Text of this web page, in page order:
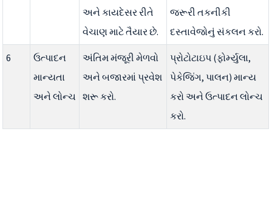
અને કાયદેસર રીતે
વેચાણ માટે તૈયાર છે.
જરૂરી તકનીકી
દસ્તાવેજોનું સંકલન કરો.
6
ઉત્પાદન
માન્યતા
અને લોન્ચ
અંતિમ મંજૂરી મેળવો
અને બજારમાં પ્રવેશ
શરૂ કરો.
પ્રોટોટાઇપ (ફોર્મ્યુલા,
પેકેજિંગ, પાલન) માન્ય
કરો અને ઉત્પાદન લોન્ચ
કરો.